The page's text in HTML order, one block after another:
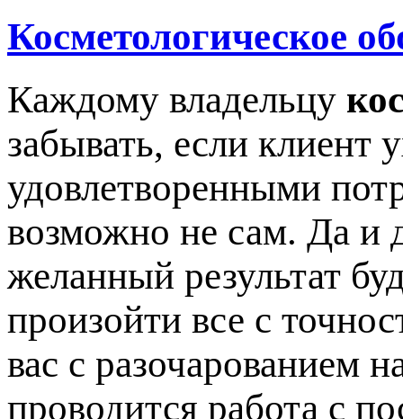
Косметологическое
Каждому владельцу
забывать, если клиент
удовлетворенными
возможно не сам. Да и
желанный результат
произойти все с
вас с разочарованием
проводится работа с